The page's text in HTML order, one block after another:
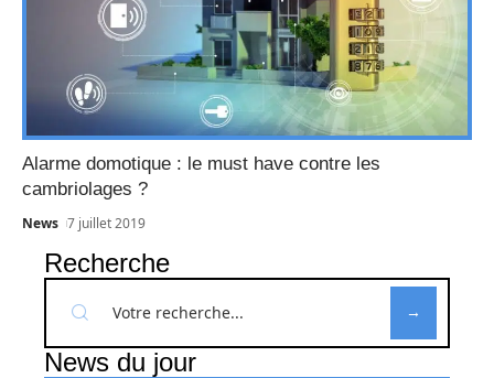
Alarme domotique : le must have contre les
cambriolages ?
News 7 juillet 2019
Recherche
News du jour